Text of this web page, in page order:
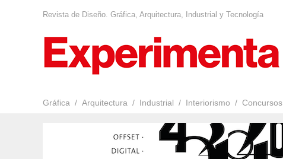
Revista de Diseño. Gráfica, Arquitectura, Industrial y Tecnología
Gráfica Arquitectura Industrial Interiorismo Concursos